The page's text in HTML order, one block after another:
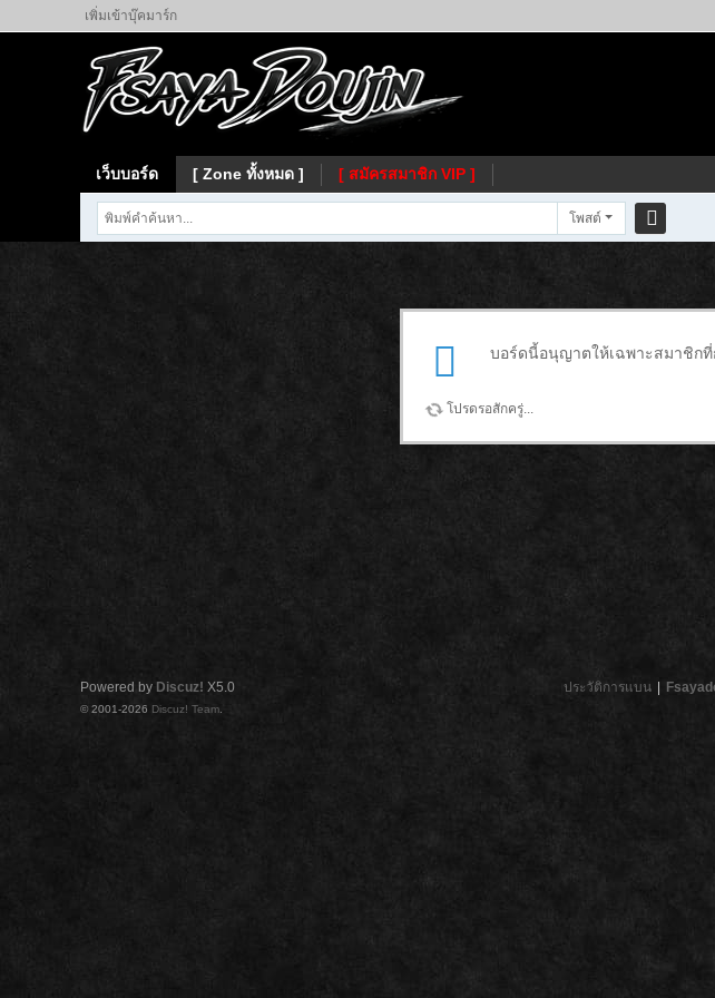
เพิ่มเข้าบุ๊คมาร์ก
เว็บบอร์ด [ Zone ทั้งหมด ] [ สมัครสมาชิก VIP ]
โพสต์
ห
บอร์ดนี้อนุญาตให้เฉพาะสมาชิก
โปรดรอสักครู่...
ประวัติการแบน
Powered by Discuz! X5.0
© 2001-2026 Discuz! Team